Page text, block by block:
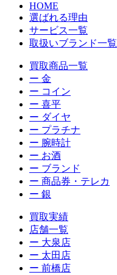
HOME
選ばれる理由
サービス一覧
取扱いブランド一覧
買取商品一覧
ー 金
ー コイン
ー 喜平
ー ダイヤ
ー プラチナ
ー 腕時計
ー お酒
ー ブランド
ー 商品券・テレカ
ー 銀
買取実績
店舗一覧
ー 大泉店
ー 太田店
ー 前橋店